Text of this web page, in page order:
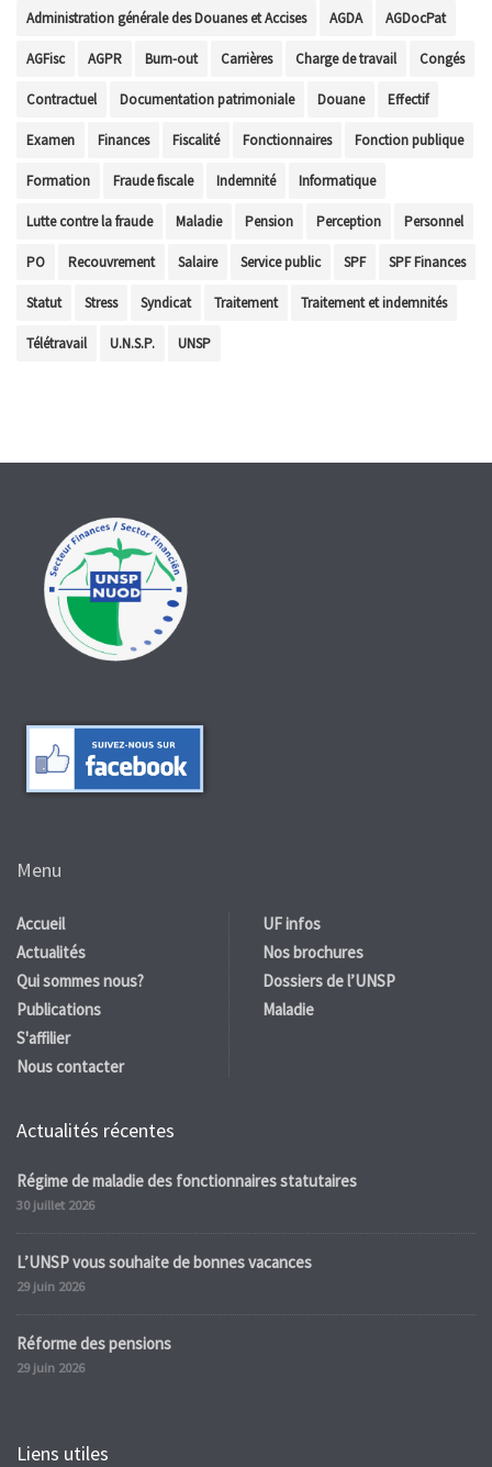
Administration générale des Douanes et Accises AGDA AGDocPat
AGFisc AGPR Burn-out Carrières Charge de travail Congés
Contractuel Documentation patrimoniale Douane Effectif
Examen Finances Fiscalité Fonctionnaires Fonction publique
Formation Fraude fiscale Indemnité Informatique
Lutte contre la fraude Maladie Pension Perception Personnel
PO Recouvrement Salaire Service public SPF SPF Finances
Statut Stress Syndicat Traitement Traitement et indemnités
Télétravail U.N.S.P. UNSP
Menu
Accueil
Actualités
Qui sommes nous?
Publications
S'affilier
Nous contacter
UF infos
Nos brochures
Dossiers de l’UNSP
Maladie
Actualités récentes
Régime de maladie des fonctionnaires statutaires
30 juillet 2026
L’UNSP vous souhaite de bonnes vacances
29 juin 2026
Réforme des pensions
29 juin 2026
Liens utiles